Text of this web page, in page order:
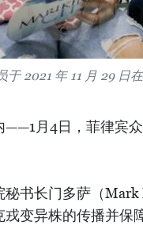
于 2021 年 11 月 29 日
——1月4日，菲律宾
秘书长门多萨（
戎变异株的传播并保